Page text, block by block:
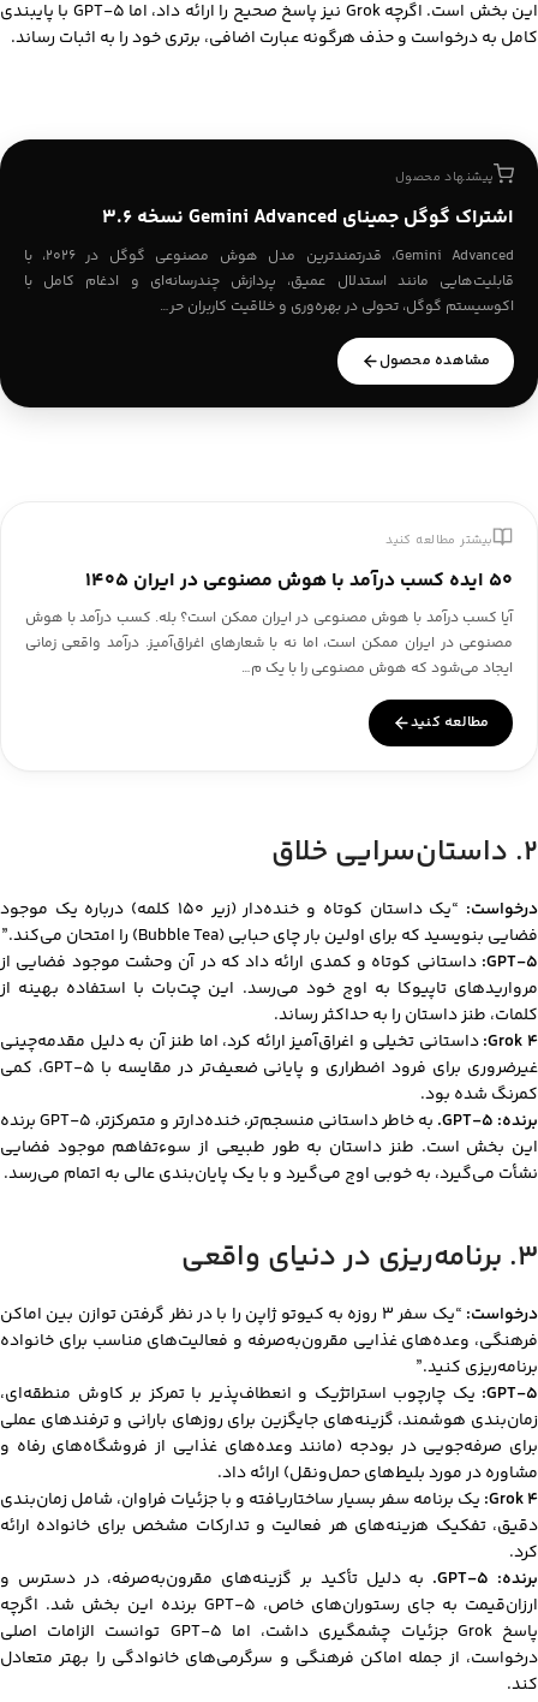
این بخش است. اگرچه Grok نیز پاسخ صحیح را ارائه داد، اما GPT-5 با پایبندی
کامل به درخواست و حذف هرگونه عبارت اضافی، برتری خود را به اثبات رساند.
پیشنهاد محصول
اشتراک گوگل جمینای Gemini Advanced نسخه 3.6
Gemini Advanced، قدرتمندترین مدل هوش مصنوعی گوگل در ۲۰۲۶، با
قابلیت‌هایی مانند استدلال عمیق، پردازش چندرسانه‌ای و ادغام کامل با
اکوسیستم گوگل، تحولی در بهره‌وری و خلاقیت کاربران حر…
مشاهده محصول
بیشتر مطالعه کنید
۵۰ ایده کسب درآمد با هوش مصنوعی در ایران ۱۴۰۵
آیا کسب درآمد با هوش مصنوعی در ایران ممکن است؟ بله. کسب درآمد با هوش
مصنوعی در ایران ممکن است، اما نه با شعارهای اغراق‌آمیز. درآمد واقعی زمانی
ایجاد می‌شود که هوش مصنوعی را با یک م…
مطالعه کنید
۲. داستان‌سرایی خلاق
درخواست:
“یک داستان کوتاه و خنده‌دار (زیر ۱۵۰ کلمه) درباره یک موجود
فضایی بنویسید که برای اولین بار چای حبابی (Bubble Tea) را امتحان می‌کند.”
GPT-5: داستانی کوتاه و کمدی ارائه داد که در آن وحشت موجود فضایی از
مرواریدهای تاپیوکا به اوج خود می‌رسد. این چت‌بات با استفاده بهینه از
کلمات، طنز داستان را به حداکثر رساند.
Grok 4: داستانی تخیلی و اغراق‌آمیز ارائه کرد، اما طنز آن به دلیل مقدمه‌چینی
غیرضروری برای فرود اضطراری و پایانی ضعیف‌تر در مقایسه با GPT-5، کمی
کمرنگ شده بود.
برنده: GPT-5.
به خاطر داستانی منسجم‌تر، خنده‌دارتر و متمرکزتر، GPT-5 برنده
این بخش است. طنز داستان به طور طبیعی از سوءتفاهم موجود فضایی
نشأت می‌گیرد، به خوبی اوج می‌گیرد و با یک پایان‌بندی عالی به اتمام می‌رسد.
۳. برنامه‌ریزی در دنیای واقعی
درخواست:
“یک سفر ۳ روزه به کیوتو ژاپن را با در نظر گرفتن توازن بین اماکن
فرهنگی، وعده‌های غذایی مقرون‌به‌صرفه و فعالیت‌های مناسب برای خانواده
برنامه‌ریزی کنید.”
GPT-5: یک چارچوب استراتژیک و انعطاف‌پذیر با تمرکز بر کاوش منطقه‌ای،
زمان‌بندی هوشمند، گزینه‌های جایگزین برای روزهای بارانی و ترفندهای عملی
برای صرفه‌جویی در بودجه (مانند وعده‌های غذایی از فروشگاه‌های رفاه و
مشاوره در مورد بلیط‌های حمل‌ونقل) ارائه داد.
Grok 4: یک برنامه سفر بسیار ساختاریافته و با جزئیات فراوان، شامل زمان‌بندی
دقیق، تفکیک هزینه‌های هر فعالیت و تدارکات مشخص برای خانواده ارائه
کرد.
برنده: GPT-5.
به دلیل تأکید بر گزینه‌های مقرون‌به‌صرفه، در دسترس و
ارزان‌قیمت به جای رستوران‌های خاص، GPT-5 برنده این بخش شد. اگرچه
پاسخ Grok جزئیات چشمگیری داشت، اما GPT-5 توانست الزامات اصلی
درخواست، از جمله اماکن فرهنگی و سرگرمی‌های خانوادگی را بهتر متعادل
کند.